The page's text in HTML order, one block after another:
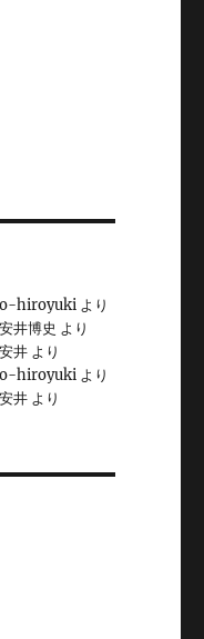
o-hiroyuki より
安井博史 より
安井 より
o-hiroyuki より
安井 より